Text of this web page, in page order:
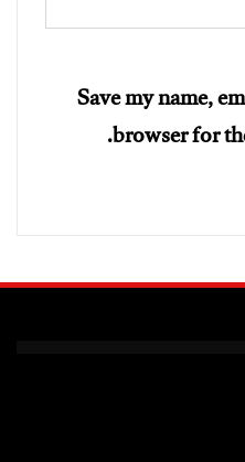
Save my name,
browser for